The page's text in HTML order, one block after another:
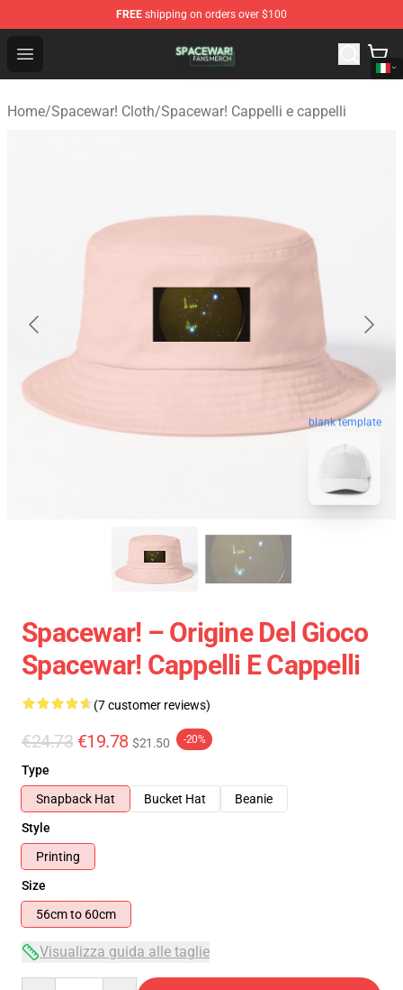
FREE shipping on orders over $100
Open menu
Spacewar! Shop - Official Spacewar! Merchandise Store
Home/Spacewar! Cloth/Spacewar! Cappelli e cappelli
blank template
Spacewar! – Origine Del Gioco
Spacewar! Cappelli E Cappelli
(7 customer reviews)
€24.73 €19.78 $21.50 -20%
Type
Snapback Hat
Bucket Hat
Beanie
Style
Printing
Size
56cm to 60cm
Visualizza guida alle taglie